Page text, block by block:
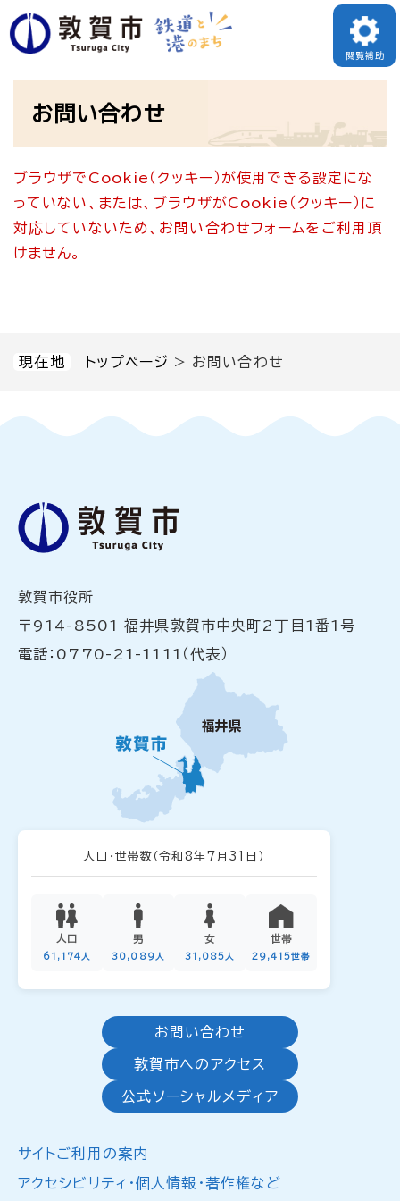
ペ
ー
す
メニューを飛ばして本文へ
閲覧補助
現在地 トップページ > お問い合わせ
お問い合わせ
ブラウザでCookie（クッキー）が使用できる設定にな
っていない、または、ブラウザがCookie（クッキー）に
対応していないため、お問い合わせフォームをご利用頂
けません。
敦賀市役所
〒914-8501 福井県敦賀市中央町2丁目1番1号
電話：0770-21-1111（代表）
人口・世帯数 （令和8年7月31日）
人口
61,174人
男
30,089人
女
31,085人
世帯
29,415世帯
お問い合わせ
敦賀市へのアクセス
公式ソーシャルメディア
サイトご利用の案内
アクセシビリティ・個人情報・著作権など